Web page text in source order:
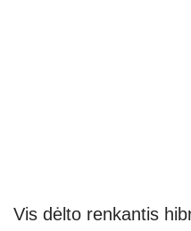
Vis dėlto renkantis